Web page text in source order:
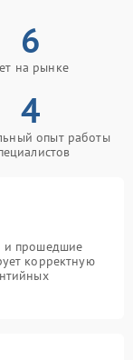
6
на рынке
4
опыт работы
и прошедшие
корректную